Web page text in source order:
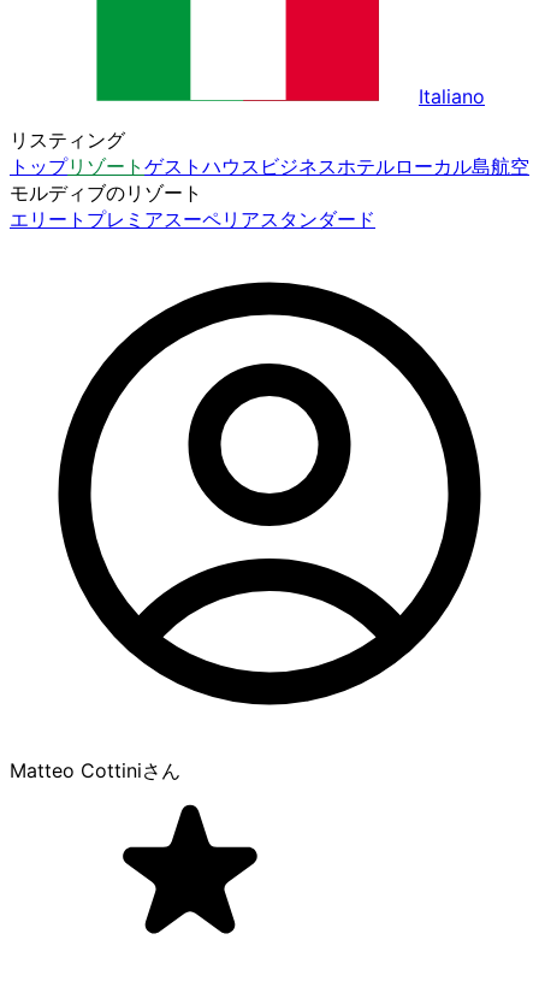
Italiano
リスティング
トップリゾート ゲストハウス ビジネスホテルローカル島航空
モルディブのリゾート
エリート プレミアスーペリアスタンダード
Matteo Cottiniさん